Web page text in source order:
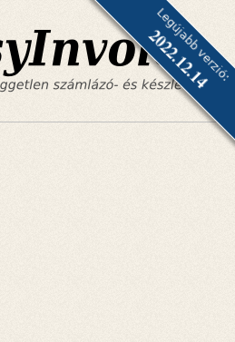
Legújabb verzió:
2022.12.14